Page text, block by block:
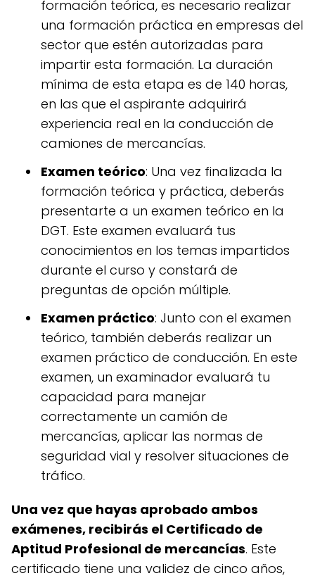
formación teórica, es necesario realizar
una formación práctica en empresas del
sector que estén autorizadas para
impartir esta formación. La duración
mínima de esta etapa es de 140 horas,
en las que el aspirante adquirirá
experiencia real en la conducción de
camiones de mercancías.
Examen teórico: Una vez finalizada la
formación teórica y práctica, deberás
presentarte a un examen teórico en la
DGT. Este examen evaluará tus
conocimientos en los temas impartidos
durante el curso y constará de
preguntas de opción múltiple.
Examen práctico: Junto con el examen
teórico, también deberás realizar un
examen práctico de conducción. En este
examen, un examinador evaluará tu
capacidad para manejar
correctamente un camión de
mercancías, aplicar las normas de
seguridad vial y resolver situaciones de
tráfico.
Una vez que hayas aprobado ambos
exámenes, recibirás el Certificado de
Aptitud Profesional de mercancías. Este
certificado tiene una validez de cinco años,